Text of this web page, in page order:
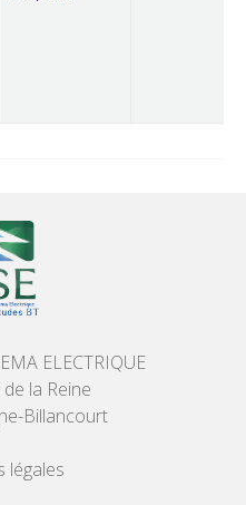
ELECTRIQUE
la Reine
Billancourt
légales